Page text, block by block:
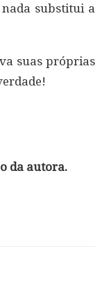
substitui a
suas próprias
da autora.